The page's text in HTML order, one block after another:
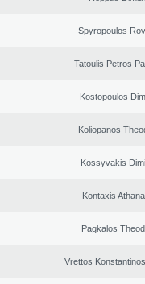
Spyropoulos
Tatoulis Petros
Kostopoulos
Koliopanos
Kossyvakis
Kontaxis
Pagkalos
Vrettos